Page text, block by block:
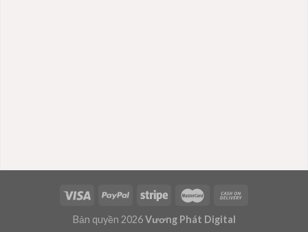
Bản quyền 2026Vương Phát Digital